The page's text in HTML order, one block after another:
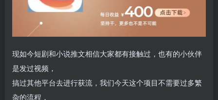
现如今短剧和小说推文相信大家都有接触过，也有的小伙伴
是发过视频，
搞过其他平台去进行获流，我们今天这个项目不需要过多繁
杂的流程，